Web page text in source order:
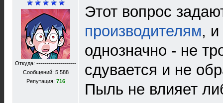
Откуда: --------------------
Сообщений: 5 588
Репутация: 716
Этот вопрос
производителям, и
однозначно - не
сдувается и не
Пыль не влияет